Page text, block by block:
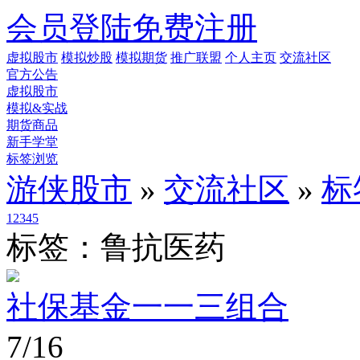
会员登陆免费注册
虚拟股市 模拟炒股 模拟期货 推广联盟 个人主页 交流社区
官方公告
虚拟股市
模拟&实战
期货商品
新手学堂
标签浏览
游侠股市 » 交流社区 » 标
1 2345
标签：鲁抗医药
社保基金一一三组合
7/16